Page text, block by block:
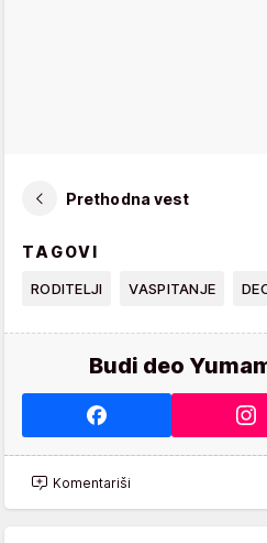
Prethodna vest
TAGOVI
RODITELJI VASPITANJE
Budi deo
Komentariši